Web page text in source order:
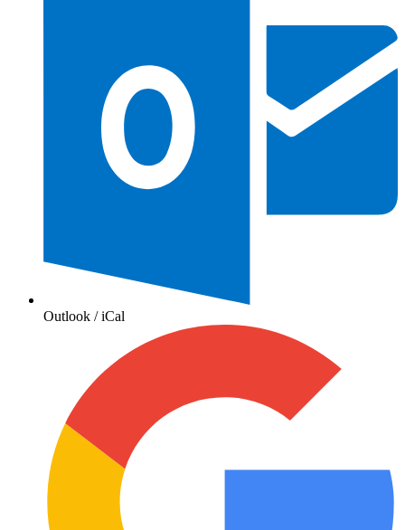
Outlook / iCal